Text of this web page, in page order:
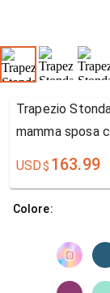
Trapezio
mamma sposa
USD$ 163.99
Colore: